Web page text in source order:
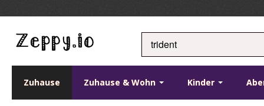
Zuhause Zuhause & Wohn Kinder